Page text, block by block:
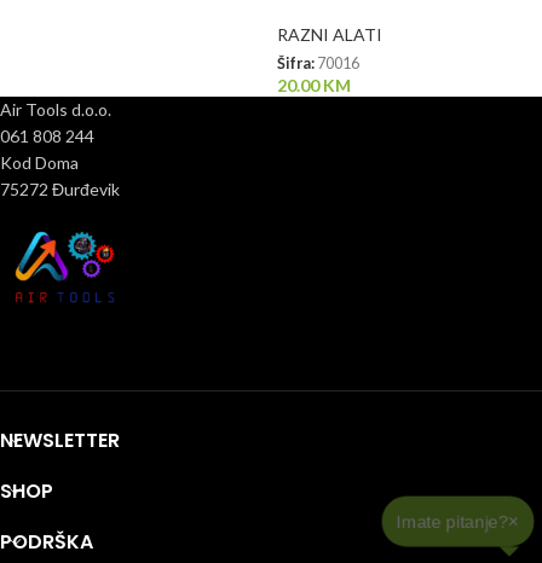
RAZNI ALATI
Šifra: 70016
20.00KM
Air Tools d.o.o.
061 808 244
Kod Doma
75272 Đurđevik
NEWSLETTER
SHOP
PODRŠKA